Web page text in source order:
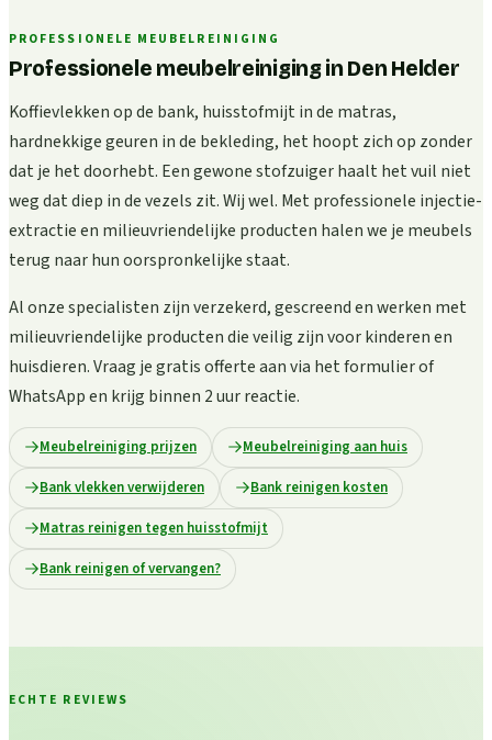
PROFESSIONELE MEUBELREINIGING
Professionele meubelreiniging in Den Helder
Koffievlekken op de bank, huisstofmijt in de matras,
hardnekkige geuren in de bekleding, het hoopt zich op zonder
dat je het doorhebt. Een gewone stofzuiger haalt het vuil niet
weg dat diep in de vezels zit. Wij wel. Met professionele injectie-
extractie en milieuvriendelijke producten halen we je meubels
terug naar hun oorspronkelijke staat.
Al onze specialisten zijn verzekerd, gescreend en werken met
milieuvriendelijke producten die veilig zijn voor kinderen en
huisdieren. Vraag je gratis offerte aan via het formulier of
WhatsApp en krijg binnen 2 uur reactie.
Meubelreiniging prijzen Meubelreiniging aan huis
Bank vlekken verwijderen Bank reinigen kosten
Matras reinigen tegen huisstofmijt
Bank reinigen of vervangen?
ECHTE REVIEWS